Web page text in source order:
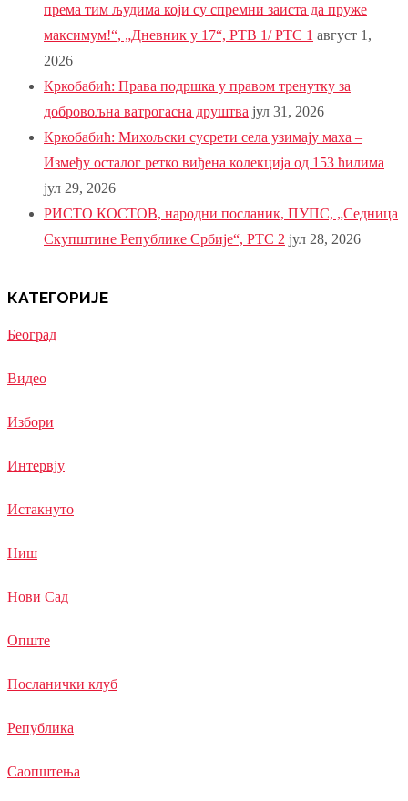
према тим људима који су спремни заиста да пруже
максимум!“, „Дневник у 17“, РТВ 1/ РТС 1 август 1,
2026
Кркобабић: Права подршка у правом тренутку за
добровољна ватрогасна друштва јул 31, 2026
Кркобабић: Михољски сусрети села узимају маха –
Између осталог ретко виђена колекција од 153 ћилима
јул 29, 2026
РИСТО КОСТОВ, народни посланик, ПУПС, „Седница
Скупштине Републике Србије“, РТС 2 јул 28, 2026
КАТЕГОРИЈЕ
Београд
Видео
Избори
Интервју
Истакнуто
Ниш
Нови Сад
Опште
Посланички клуб
Република
Саопштења